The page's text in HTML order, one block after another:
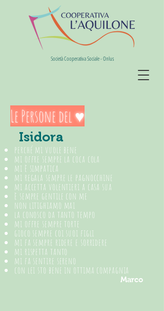
Società Cooperativa Sociale - Onlus
Le Persone del ♥︎
perché mi vuole bene
mi offre sempre la coca cola
mi è simpatica
mi regala sempre le pagnocchine
mi accetta volentieri a casa sua
è sempre gentile con me
non litighiamo mai
la conosco da tanto tempo
mi offre sempre torte
gioco sempre coi suoi figli
mi fa sempre ridere e sorridere
mi rispetta tanto
mi fa sentire sereno
con lei sto bene in ottima compagnia
Isidora
Marco